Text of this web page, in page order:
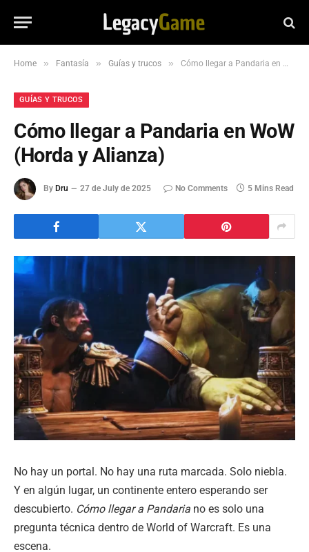
Home » Fantasía » Guías y trucos » Cómo llegar a Pandaria en WoW (Horda y Alianza)
GUÍAS Y TRUCOS
Cómo llegar a Pandaria en WoW
(Horda y Alianza)
By Dru 27 de July de 2025 No Comments 5 Mins Read
No hay un portal. No hay una ruta marcada. Solo niebla.
Y en algún lugar, un continente entero esperando ser
descubierto. Cómo llegar a Pandaria no es solo una
pregunta técnica dentro de World of Warcraft. Es una
escena.